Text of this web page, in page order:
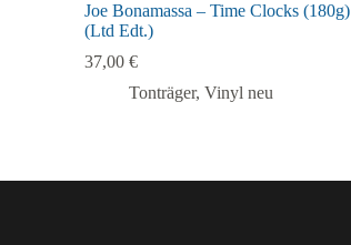
Joe Bonamassa – Time Clocks (180g)
(Ltd Edt.)
37,00 €
Tonträger, Vinyl neu